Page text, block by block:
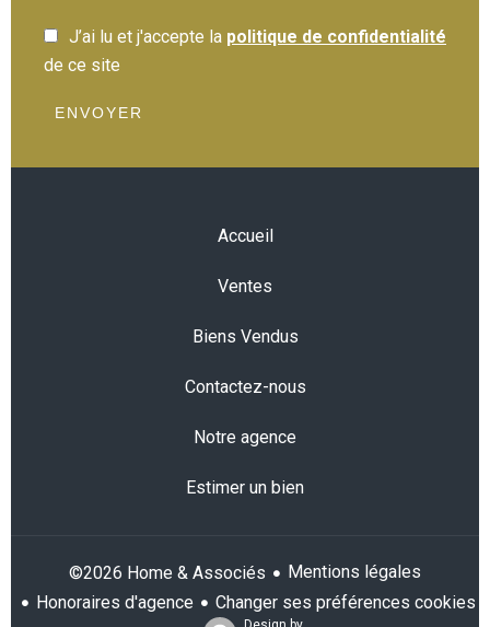
J’ai lu et j'accepte la politique de confidentialité
de ce site
ENVOYER
Accueil
Ventes
Biens Vendus
Contactez-nous
Notre agence
Estimer un bien
©2026 Home & Associés
Mentions légales
Honoraires d'agence
Changer ses préférences cookies